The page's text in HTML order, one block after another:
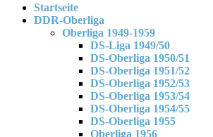
Startseite
DDR-Oberliga
Oberliga 1949-1959
DS-Liga 1949/50
DS-Oberliga 1950/51
DS-Oberliga 1951/52
DS-Oberliga 1952/53
DS-Oberliga 1953/54
DS-Oberliga 1954/55
DS-Oberliga 1955
Oberliga 1956